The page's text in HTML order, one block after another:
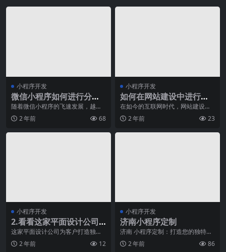
小程序开发
微信小程序如何进行分层
设计？
随着微信小程序的飞速发展，越来
越多的企业和个人开始关注和使用
这一平台。然而，在开
2 年前 68
小程序开发
如何在网站建设中进行精
准营销
在如今的互联网时代，网站建设已
不再只是一个简单的网页制作盛
宴，而是企业精准营销的
2 年前 23
小程序开发
2.看看这家平面设计公司
是如何为客户打造完美的
视觉形象的。
这家平面设计公司为客户打造独特
的视觉形象，让品牌焕发活力。无
论您是刚起步的小型企
2 年前 12
小程序开发
济南小程序定制
济南 小程序定制：打造您的独特移
动应用随着移动互联网的蓬勃发
展，小程序成为了各行
2 年前 86